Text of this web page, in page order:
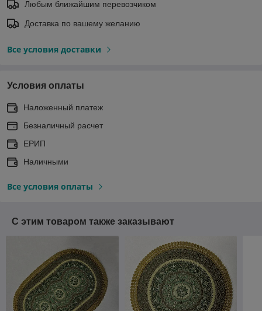
Любым ближайшим перевозчиком
Доставка по вашему желанию
Все условия доставки
Условия оплаты
Наложенный платеж
Безналичный расчет
ЕРИП
Наличными
Все условия оплаты
С этим товаром также заказывают